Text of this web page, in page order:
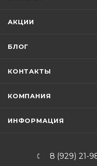
АКЦИИ
БЛОГ
КОНТАКТЫ
КОМПАНИЯ
ИНФОРМАЦИЯ
8 (929) 21-